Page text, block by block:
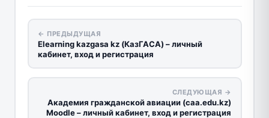
← ПРЕДЫДУЩАЯ
Elearning kazgasa kz (КазГАСА) – личный
кабинет, вход и регистрация
СЛЕДУЮЩАЯ →
Академия гражданской авиации (caa.edu.kz)
Moodle – личный кабинет, вход и регистрация